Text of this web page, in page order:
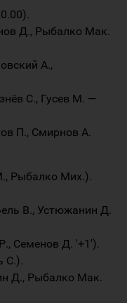
Д., Рыбалко Мак.
А.,
С., Гусев М. —
П., Смирнов А.
Рыбалко Мих.).
В., Устюжанин Д.
Семенов Д. '+1').
С.).
Д., Рыбалко Мак.